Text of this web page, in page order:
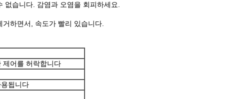
습니다. 감염과 오염을 회피하세요.
하면서, 속도가 빨리 있습니다.
제어를 허락합니다
됩니다